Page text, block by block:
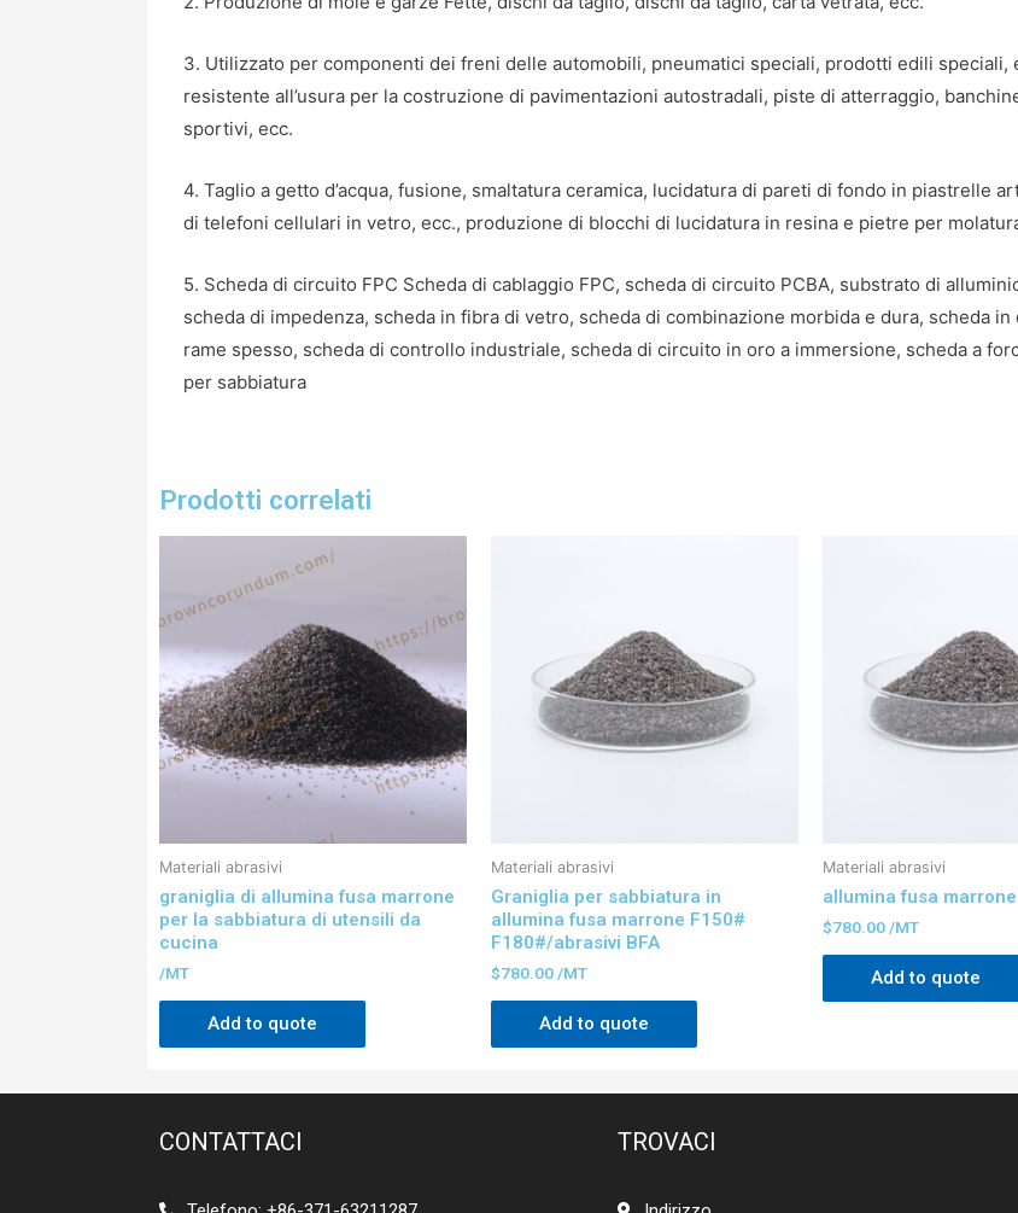
3. Utilizzato per componenti dei freni delle automobili, pneumatici speciali, prodotti edili speciali,
resistente all’usura per la costruzione di pavimentazioni autostradali, piste di atterraggio,
sportivi, ecc.
4. Taglio a getto d’acqua, fusione, smaltatura ceramica, lucidatura di pareti di fondo in piastrelle
di telefoni cellulari in vetro, ecc., produzione di blocchi di lucidatura in resina e pietre per
5. Scheda di circuito FPC Scheda di cablaggio FPC, scheda di circuito PCBA, substrato di
scheda di impedenza, scheda in fibra di vetro, scheda di combinazione morbida e dura, scheda
rame spesso, scheda di controllo industriale, scheda di circuito in oro a immersione, scheda a
per sabbiatura
Prodotti correlati
Materiali abrasivi
graniglia di allumina fusa marrone
per la sabbiatura di utensili da
cucina
/MT
Add to quote
Materiali abrasivi
Graniglia per sabbiatura in
allumina fusa marrone F150#
F180#/abrasivi BFA
$780.00 /MT
Add to quote
Materiali abrasivi
allumina fusa
$780.00 /MT
Add to quote
CONTATTACI TROVACI